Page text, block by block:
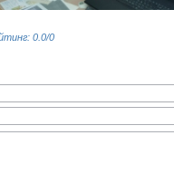
: 0.0/0